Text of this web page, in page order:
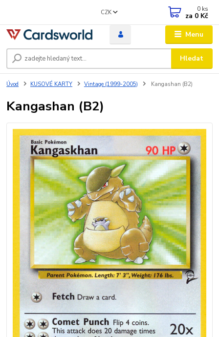
Menu
CZK
Hledat
0 ks
za 0 Kč
Úvod KUSOVÉ KARTY Vintage (1999-2005) Kangashan (B2)
Kangashan (B2)